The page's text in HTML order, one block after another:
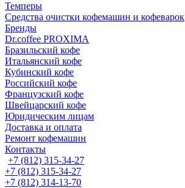
Темперы
Средства очистки кофемашин и кофеварок
Бренды
Dr.coffee PROXIMA
Бразильский кофе
Итальянский кофе
Кубинский кофе
Российский кофе
Французский кофе
Швейцарский кофе
Юридическим лицам
Доставка и оплата
Ремонт кофемашин
Контакты
+7 (812) 315-34-27
+7 (812) 315-34-27
+7 (812) 314-13-70